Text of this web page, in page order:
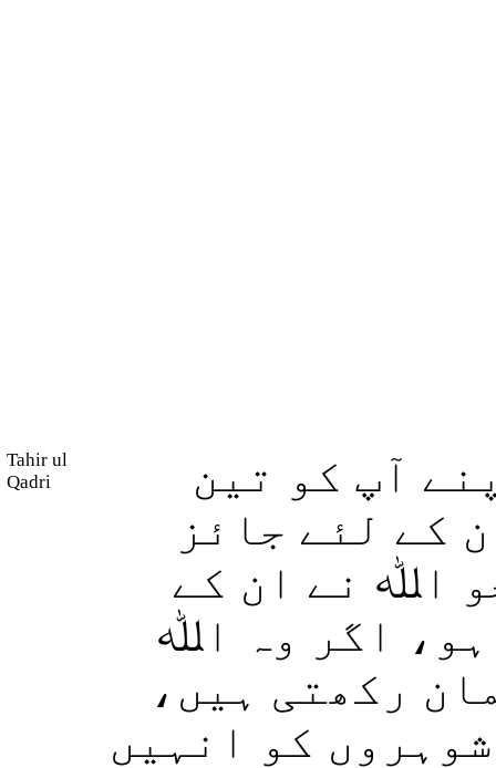
Tahir ul
Qadri
آپ کو تین
کے لئے جائز
اﷲ نے ان کے
ہو، اگر وہ اﷲ
رکھتی ہیں،
کو انہیں